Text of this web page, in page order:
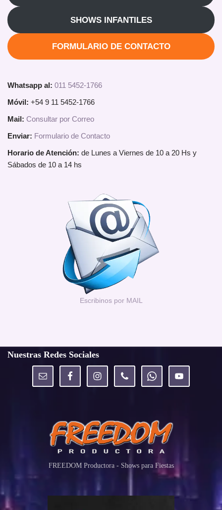
SHOWS INFANTILES
FORMULARIO DE CONTACTO
Whatsapp al: 011 5452-1766
Móvil: +54 9 11 5452-1766
Mail: Consultar por Correo
Enviar: Formulario de Contacto
Horario de Atención: de Lunes a Viernes de 10 a 20 Hs y
Sábados de 10 a 14 hs
Escribinos por MAIL
Nuestras Redes Sociales
FREEDOM Productora - Shows para Fiestas